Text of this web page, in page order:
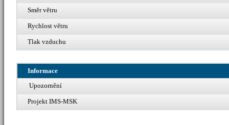
Směr větru
Rychlost větru
Tlak vzduchu
Informace
Upozornění
Projekt IMS-MSK